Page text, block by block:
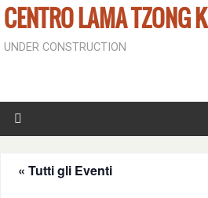
CENTRO LAMA TZONG
UNDER CONSTRUCTION
« Tutti gli Eventi